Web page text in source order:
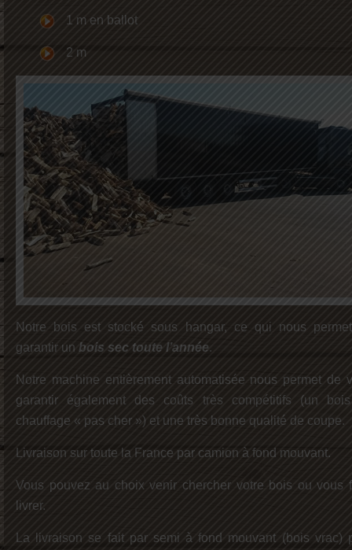
1 m en ballot
2 m
Notre bois est stocké sous hangar, ce qui nous
garantir un bois sec toute l’année.
Notre machine entièrement automatisée nous permet de
garantir également des coûts très compétitifs (un
chauffage « pas cher ») et une très bonne qualité de coupe.
Livraison sur toute la France par camion à fond mouvant.
Vous pouvez au choix venir chercher votre bois ou vous
livrer.
La livraison se fait par semi à fond mouvant (bois vrac)